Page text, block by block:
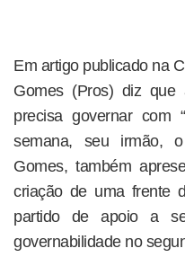
Em artigo publicado na
Gomes (Pros) diz que
precisa governar com
semana, seu irmão,
Gomes, também
criação de uma frente
partido de apoio a
governabilidade no